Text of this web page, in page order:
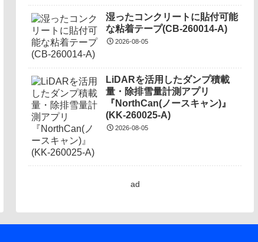
湿ったコンクリートに貼付可能
な粘着テープ(CB-260014-A)
2026-08-05
LiDARを活用したダンプ積載
量・除排雪量計測アプリ
『NorthCan(ノースキャン)』
(KK-260025-A)
2026-08-05
ad